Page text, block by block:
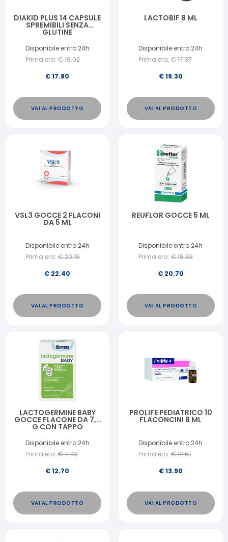
DIAKID PLUS 14 CAPSULE
SPREMIBILI SENZA
GLUTINE
Disponibile entro 24h
Prima era: €16.02
€17.80
VAI AL PRODOTTO
LACTOBIF 8 ML
Disponibile entro 24h
Prima era: €17.37
€19.30
VAI AL PRODOTTO
VSL3 GOCCE 2 FLACONI
DA 5 ML
Disponibile entro 24h
Prima era: €20.16
€ 22.40
VAI AL PRODOTTO
REUFLOR GOCCE 5 ML
Disponibile entro 24h
Prima era: €18.63
€ 20.70
VAI AL PRODOTTO
LACTOGERMINE BABY
GOCCE FLACONE DA 7,5
G CON TAPPO
CONTAGOCCE
Disponibile entro 24h
Prima era: €11.43
€12.70
VAI AL PRODOTTO
PROLIFE PEDIATRICO 10
FLACONCINI 8 ML
Disponibile entro 24h
Prima era: €12.51
€13.90
VAI AL PRODOTTO